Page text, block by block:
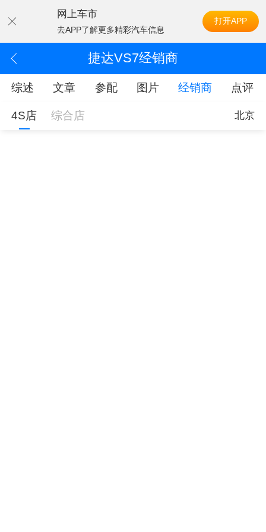
网上车市
去APP了解更多精彩汽车信息
打开APP
捷达VS7经销商
综述 文章 参配 图片 经销商 点评
4S店 综合店 北京